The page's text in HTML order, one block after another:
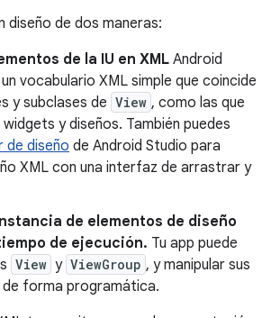
diseño de dos maneras:
de la IU en XML Android
vocabulario XML simple que coincide
y subclases de View , como las que
y diseños. También puedes
de diseño de Android Studio para
XML con una interfaz de arrastrar y
de elementos de diseño
de ejecución. Tu app puede
View y ViewGroup , y manipular sus
forma programática.